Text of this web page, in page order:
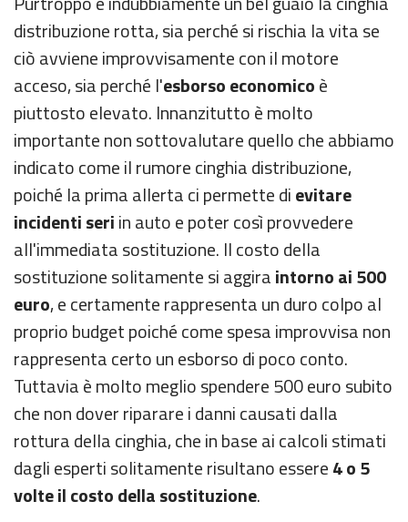
distribuzione rotta, sia perché si rischia la vita se
ciò avviene improvvisamente con il motore
acceso, sia perché l'esborso economicoè
piuttosto elevato. Innanzitutto è molto
importante non sottovalutare quello che abbiamo
indicato come il rumore cinghia distribuzione,
poiché la prima allerta ci permette dievitare
incidenti seriin auto e poter così provvedere
all'immediata sostituzione. Il costo della
sostituzione solitamente si aggiraintorno ai 500
euro, e certamente rappresenta un duro colpo al
proprio budget poiché come spesa improvvisa non
rappresenta certo un esborso di poco conto.
Tuttavia è molto meglio spendere 500 euro subito
che non dover riparare i danni causati dalla
rottura della cinghia, che in base ai calcoli stimati
dagli esperti solitamente risultano essere4 o 5
volte il costo della sostituzione.